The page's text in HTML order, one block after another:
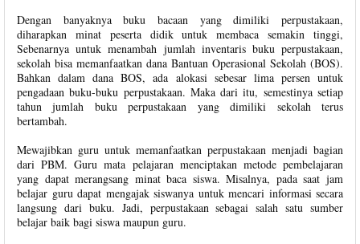
Dengan banyaknya buku bacaan yang dimiliki perpustakaan,
diharapkan minat peserta didik untuk membaca semakin tinggi,
Sebenarnya untuk menambah jumlah inventaris buku perpustakaan,
sekolah bisa memanfaatkan dana Bantuan Operasional Sekolah (BOS).
Bahkan dalam dana BOS, ada alokasi sebesar lima persen untuk
pengadaan buku-buku perpustakaan. Maka dari itu, semestinya setiap
tahun jumlah buku perpustakaan yang dimiliki sekolah terus
bertambah.
Mewajibkan guru untuk memanfaatkan perpustakaan menjadi bagian
dari PBM. Guru mata pelajaran menciptakan metode pembelajaran
yang dapat merangsang minat baca siswa. Misalnya, pada saat jam
belajar guru dapat mengajak siswanya untuk mencari informasi secara
langsung dari buku. Jadi, perpustakaan sebagai salah satu sumber
belajar baik bagi siswa maupun guru.